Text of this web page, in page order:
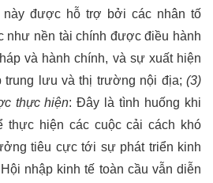
được hỗ trợ bởi các nhân tố
như nền tài chính được điều hành
và hành chính, và sự xuất hiện
trung lưu và thị trường nội địa; (3)
thực hiện: Đây là tình huống khi
thực hiện các cuộc cải cách khó
tiêu cực tới sự phát triển kinh
nhập kinh tế toàn cầu vẫn diễn